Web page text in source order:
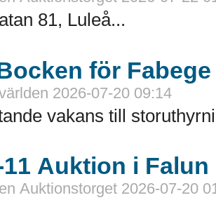
81, Luleå...
för Fabege
2026-07-20 09:14
vakans till
Auktionstorget 2026-07-20